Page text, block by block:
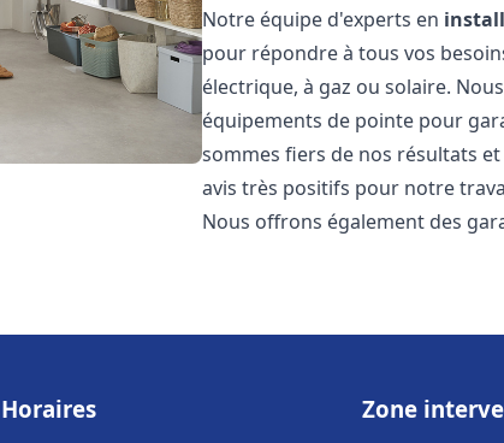
Notre équipe d'experts en
pour répondre à tous vos
électrique, à gaz ou solaire.
équipements de pointe pour
sommes fiers de nos résultats
avis très positifs pour notre
Nous offrons également des
Horaires Zone